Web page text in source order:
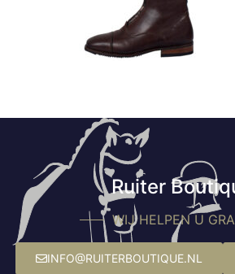
Ruiter
WIJ HELPEN U
INFO@RUITERBOUTIQUE.NL